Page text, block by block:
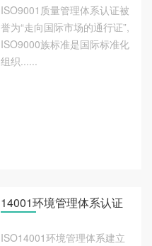
ISO9001质量管理体系认证被
誉为“走向国际市场的通行证”,
ISO9000族标准是国际标准化
组织......
14001环境管理体系认证
ISO14001环境管理体系建立